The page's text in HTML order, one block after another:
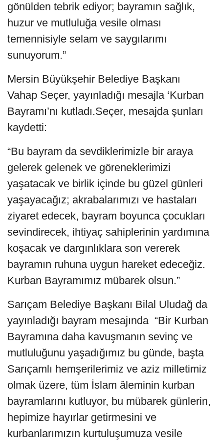
gönülden tebrik ediyor; bayramın sağlık,
huzur ve mutluluğa vesile olması
temennisiyle selam ve saygılarımı
sunuyorum.”
Mersin Büyükşehir Belediye Başkanı
Vahap Seçer, yayınladığı mesajla ‘Kurban
Bayramı’nı kutladı.Seçer, mesajda şunları
kaydetti:
“Bu bayram da sevdiklerimizle bir araya
gelerek gelenek ve göreneklerimizi
yaşatacak ve birlik içinde bu güzel günleri
yaşayacağız; akrabalarımızı ve hastaları
ziyaret edecek, bayram boyunca çocukları
sevindirecek, ihtiyaç sahiplerinin yardımına
koşacak ve dargınlıklara son vererek
bayramın ruhuna uygun hareket edeceğiz.
Kurban Bayramımız mübarek olsun.”
Sarıçam Belediye Başkanı Bilal Uludağ da
yayınladığı bayram mesajında “Bir Kurban
Bayramına daha kavuşmanın sevinç ve
mutluluğunu yaşadığımız bu günde, başta
Sarıçamlı hemşerilerimiz ve aziz milletimiz
olmak üzere, tüm İslam âleminin kurban
bayramlarını kutluyor, bu mübarek günlerin,
hepimize hayırlar getirmesini ve
kurbanlarımızın kurtuluşumuza vesile